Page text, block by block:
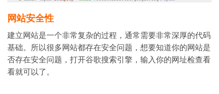
网站安全性
建立网站是一个非常复杂的过程，通常需要非常深厚的代码
基础。所以很多网站都存在安全问题，想要知道你的网站是
否存在安全问题，打开谷歌搜索引擎，输入你的网址检查看
看就可以了。